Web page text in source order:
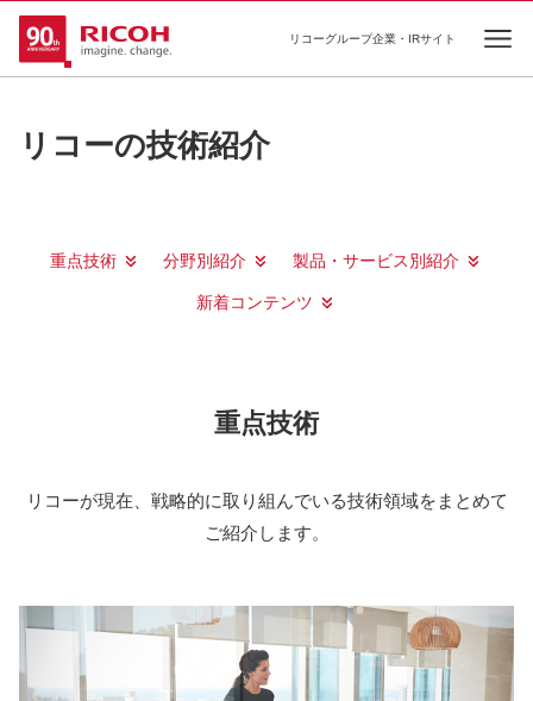
リコーグループ企業・IRサイト
リコーの技術紹介
重点技術 分野別紹介 製品・サービス別紹介
新着コンテンツ
重点技術
リコーが現在、戦略的に取り組んでいる技術領域をまとめて
ご紹介します。